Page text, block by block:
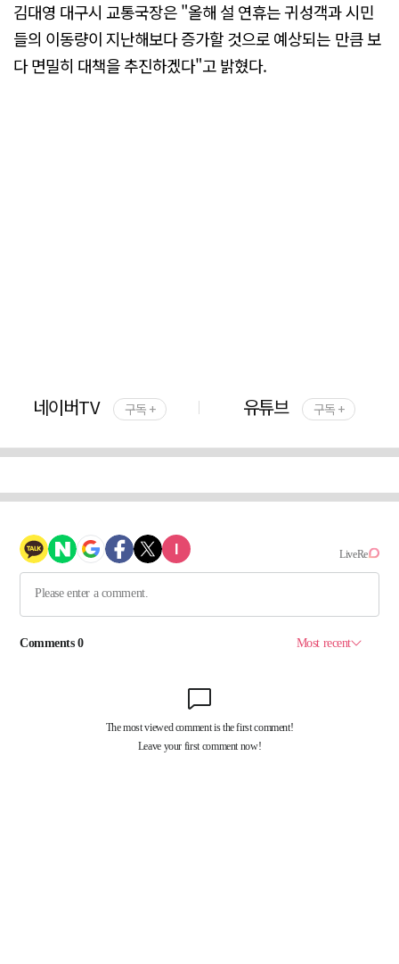
김대영 대구시 교통국장은 "올해 설 연휴는 귀성객과 시민
들의 이동량이 지난해보다 증가할 것으로 예상되는 만큼 보
다 면밀히 대책을 추진하겠다"고 밝혔다.
네이버TV 구독 + 유튜브 구독 +